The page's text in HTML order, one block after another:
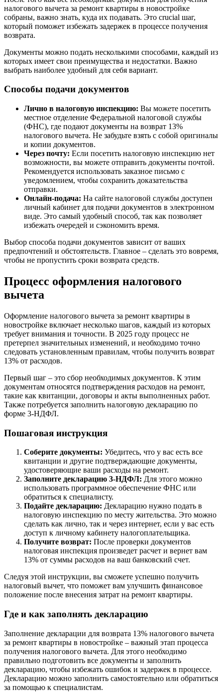
налогового вычета за ремонт квартиры в новостройке
собраны, важно знать, куда их подавать. Это crucial шаг,
который поможет избежать задержек в процессе получения
возврата.
Документы можно подать несколькими способами, каждый из
которых имеет свои преимущества и недостатки. Важно
выбрать наиболее удобный для себя вариант.
Способы подачи документов
Лично в налоговую инспекцию: Вы можете посетить
местное отделение Федеральной налоговой службы
(ФНС), где подают документы на возврат 13%
налогового вычета. Не забудьте взять с собой оригиналы
и копии документов.
Через почту: Если посетить налоговую инспекцию нет
возможности, вы можете отправить документы почтой.
Рекомендуется использовать заказное письмо с
уведомлением, чтобы сохранить доказательства
отправки.
Онлайн-подача: На сайте налоговой службы доступен
личный кабинет для подачи документов в электронном
виде. Это самый удобный способ, так как позволяет
избежать очередей и сэкономить время.
Выбор способа подачи документов зависит от ваших
предпочтений и обстоятельств. Главное – сделать это вовремя,
чтобы не пропустить сроки возврата средств.
Процесс оформления налогового
вычета
Оформление налогового вычета за ремонт квартиры в
новостройке включает несколько шагов, каждый из которых
требует внимания и точности. В 2025 году процесс не
претерпел значительных изменений, и необходимо точно
следовать установленным правилам, чтобы получить возврат
13% от расходов.
Первый шаг – это сбор необходимых документов. К этим
документам относятся подтверждения расходов на ремонт,
такие как квитанции, договоры и акты выполненных работ.
Также потребуется заполнить налоговую декларацию по
форме 3-НДФЛ.
Пошаговая инструкция
Соберите документы: Убедитесь, что у вас есть все
квитанции и другие подтверждающие документы,
удостоверяющие ваши расходы на ремонт.
Заполните декларацию 3-НДФЛ: Для этого можно
использовать программное обеспечение ФНС или
обратиться к специалисту.
Подайте декларацию: Декларацию нужно подать в
налоговую инспекцию по месту жительства. Это можно
сделать как лично, так и через интернет, если у вас есть
доступ к личному кабинету налогоплательщика.
Получите возврат: После проверки документов
налоговая инспекция произведет расчет и вернет вам
13% от суммы расходов на ваш банковский счет.
Следуя этой инструкции, вы сможете успешно получить
налоговый вычет, что поможет вам улучшить финансовое
положение после внесения затрат на ремонт квартиры.
Где и как заполнять декларацию
Заполнение декларации для возврата 13% налогового вычета
за ремонт квартиры в новостройке – важный этап процесса
получения налогового вычета. Для этого необходимо
правильно подготовить все документы и заполнить
декларацию, чтобы избежать ошибок и задержек в процессе.
Декларацию можно заполнить самостоятельно или обратиться
за помощью к специалистам.